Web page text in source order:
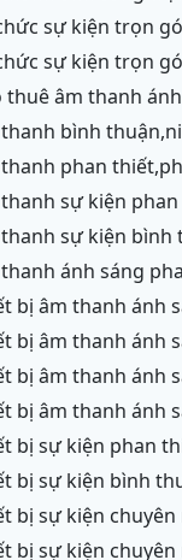
sự kiện trọn
sự kiện trọn
chữ,vĩnh
thanh bình
ranh
thanh sự kiện
chữ,vĩnh
rang,ninh
thuận
chữ,vĩnh
bị sự kiện phan
bị sự kiện bình
rang,ninh